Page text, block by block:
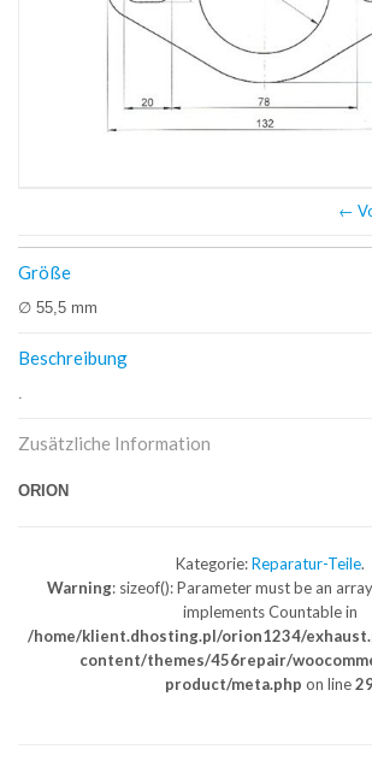
←
Größe
∅ 55,5 mm
Beschreibung
.
Zusätzliche Information
ORION
Kategorie:Reparatur-Teile.
Warning: sizeof(): Parameter must be an
implements Countable in
/home/klient.dhosting.pl/orion1234/
content/themes/456repair/
product/meta.php on line